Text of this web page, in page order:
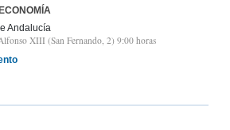
Andalucía
XIII (San Fernando, 2) 9:00 horas